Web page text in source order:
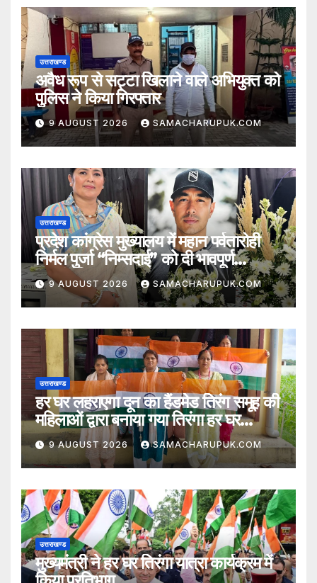
उत्तराखण्ड
अवैध रूप से सट्टा खिलाने वाले अभियुक्त को
पुलिस ने किया गिरफ्तार
9 AUGUST 2026 SAMACHARUPUK.COM
उत्तराखण्ड
प्रदेश कांग्रेस मुख्यालय में महान पर्वतारोही
निर्मल पुर्जा “निम्सदाई” को दी भावपूर्ण
श्रद्धांजलि
9 AUGUST 2026 SAMACHARUPUK.COM
उत्तराखण्ड
हर घर लहराएगा दून का हैंडमेड तिरंग समूह की
महिलाओं द्वारा बनाया गया तिरंगा हर घर
लहराएगा
9 AUGUST 2026 SAMACHARUPUK.COM
उत्तराखण्ड
मुख्यमंत्री ने हर घर तिरंगा यात्रा कार्यक्रम में